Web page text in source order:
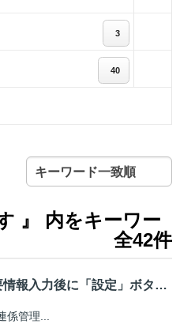
3
40
キーワード一致順
』 内をキーワー
全42件
【外部メール連係】必要情報入力後に「設定」ボタンを押下すると 「エラー:受...
係管理...